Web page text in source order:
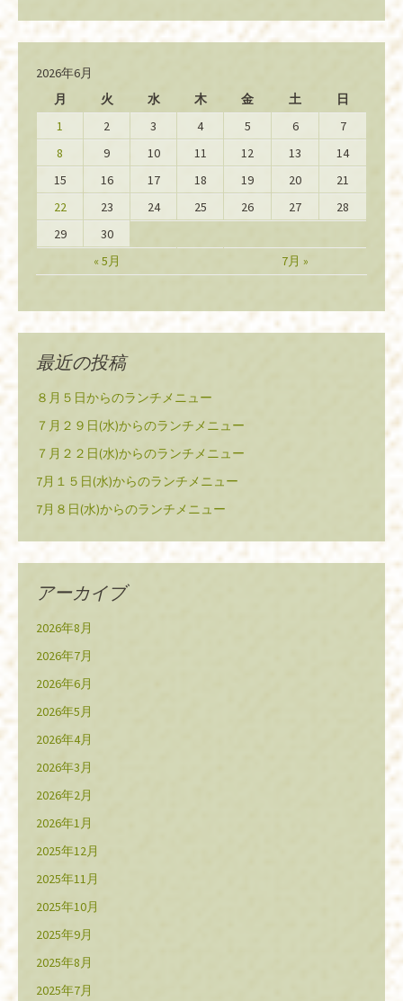
2026年6月
月
火 水 木 金 土 日
« 5月 7月 »
1 2 3 4 5 6
7
8
9 10 11 12 13
14
15
16 17 18 19 20
21
22
23 24 25 26 27
28
29
30
最近の投稿
８月５日からのランチメニュー
７月２９日(水)からのランチメニュー
７月２２日(水)からのランチメニュー
7月１５日(水)からのランチメニュー
7月８日(水)からのランチメニュー
アーカイブ
2026年8月
2026年7月
2026年6月
2026年5月
2026年4月
2026年3月
2026年2月
2026年1月
2025年12月
2025年11月
2025年10月
2025年9月
2025年8月
2025年7月